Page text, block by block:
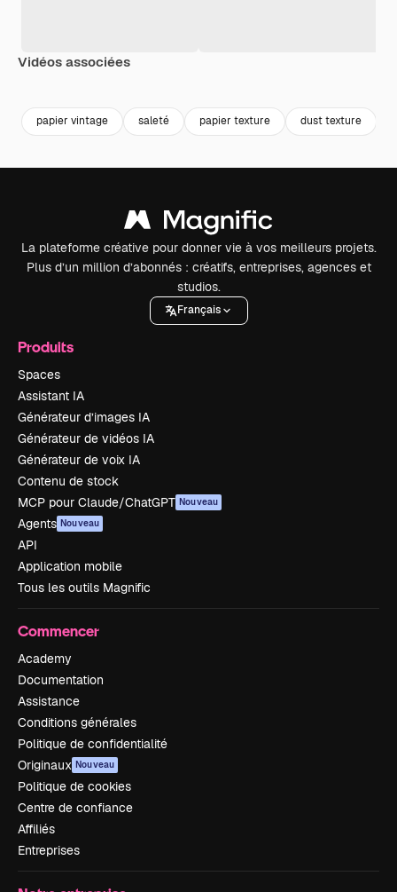
Vidéos associées
papier vintage saleté papier texture dust texture
La plateforme créative pour donner vie à vos meilleurs projets.
Plus d’un million d’abonnés : créatifs, entreprises, agences et
studios.
Français
Produits
Spaces
Assistant IA
Générateur d’images IA
Générateur de vidéos IA
Générateur de voix IA
Contenu de stock
MCP pour Claude/ChatGPT Nouveau
Agents Nouveau
API
Application mobile
Tous les outils Magnific
Commencer
Academy
Documentation
Assistance
Conditions générales
Politique de confidentialité
Originaux Nouveau
Politique de cookies
Centre de confiance
Affiliés
Entreprises